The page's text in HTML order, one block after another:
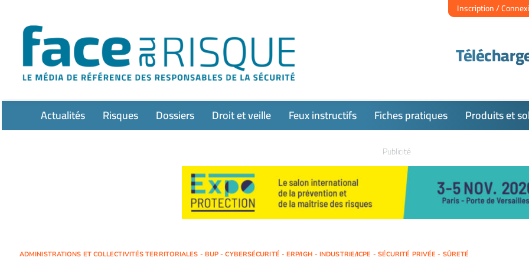
contenu
Inscription /
Actualités Risques Dossiers Droit et veille Feux instructifs Fiches pratiques Produits et
Publicité
ADMINISTRATIONS ET COLLECTIVITÉS TERRITORIALES - BUP - CYBERSÉCURITÉ - ERP/IGH - INDUSTRIE/ICPE - SÉCURITÉ PRIVÉE - SÛRETÉ